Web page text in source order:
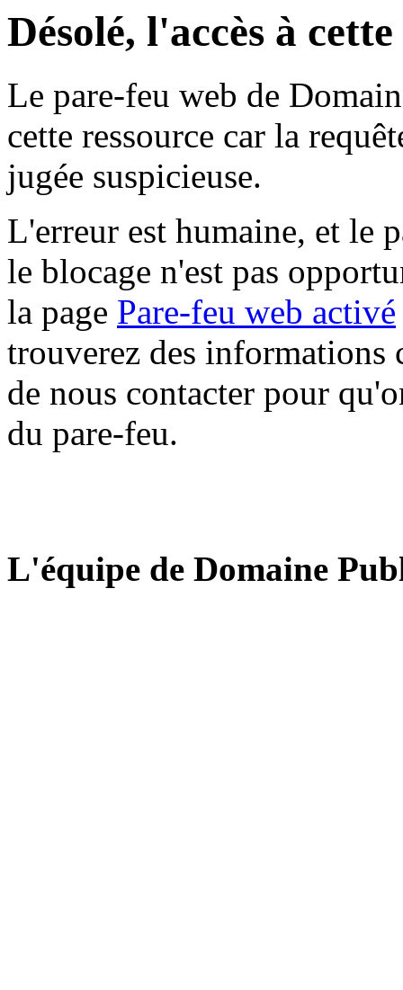
Désolé, l'accès à
Le pare-feu web de
cette ressource car la
jugée suspicieuse.
L'erreur est humaine, et le
le blocage n'est pas
la page Pare-feu web activé
trouverez des informations
de nous contacter pour
du pare-feu.
L'équipe de Domaine